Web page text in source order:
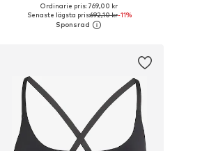
+ 1
Tillgängliga storlekar: XS, S, M, L, XL, XXL
Lägg till i varukorgen
Ordinarie pris: 769,00 kr
Senaste lägsta pris:692,10 kr-11%